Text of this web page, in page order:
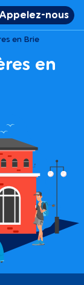
Appelez-nous
en Brie
en